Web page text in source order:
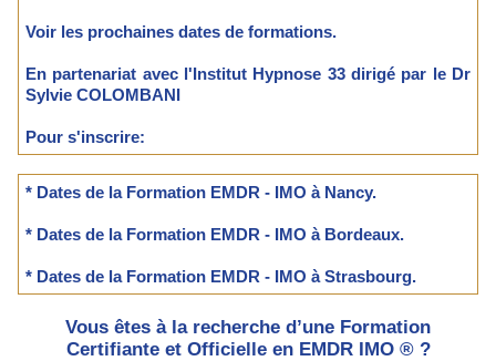
Voir les prochaines dates de formations.
En partenariat avec l'Institut Hypnose 33 dirigé par le Dr
Sylvie COLOMBANI
Pour s'inscrire:
* Dates de la Formation EMDR - IMO à Nancy.
* Dates de la Formation EMDR - IMO à Bordeaux.
* Dates de la Formation EMDR - IMO à Strasbourg.
Vous êtes à la recherche d’une Formation
Certifiante et Officielle en EMDR IMO ® ?